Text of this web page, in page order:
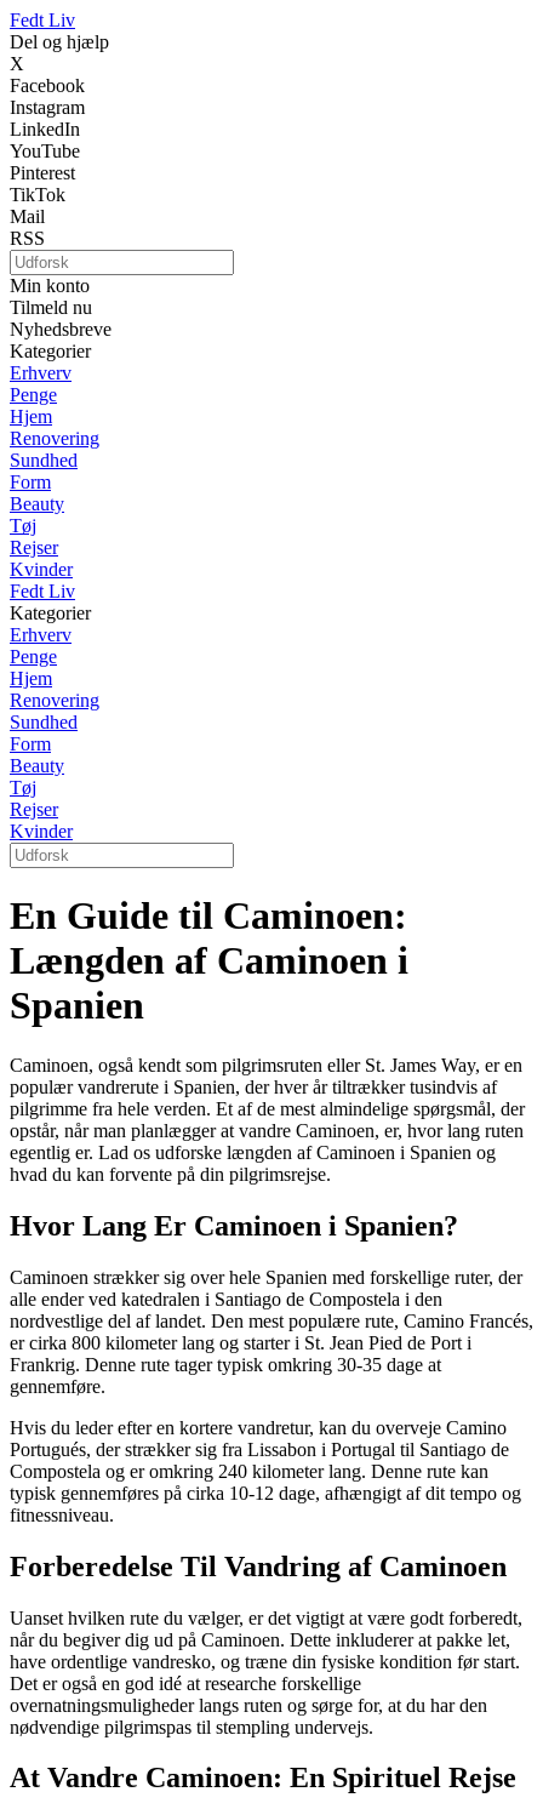
Fedt Liv
Del og hjælp
X
Facebook
Instagram
LinkedIn
YouTube
Pinterest
TikTok
Mail
RSS
Min konto
Tilmeld nu
Nyhedsbreve
Kategorier
Erhverv
Penge
Hjem
Renovering
Sundhed
Form
Beauty
Tøj
Rejser
Kvinder
Fedt Liv
Kategorier
Erhverv
Penge
Hjem
Renovering
Sundhed
Form
Beauty
Tøj
Rejser
Kvinder
En Guide til Caminoen:
Længden af Caminoen i
Spanien
Caminoen, også kendt som pilgrimsruten eller St. James Way, er en
populær vandrerute i Spanien, der hver år tiltrækker tusindvis af
pilgrimme fra hele verden. Et af de mest almindelige spørgsmål, der
opstår, når man planlægger at vandre Caminoen, er, hvor lang ruten
egentlig er. Lad os udforske længden af Caminoen i Spanien og
hvad du kan forvente på din pilgrimsrejse.
Hvor Lang Er Caminoen i Spanien?
Caminoen strækker sig over hele Spanien med forskellige ruter, der
alle ender ved katedralen i Santiago de Compostela i den
nordvestlige del af landet. Den mest populære rute, Camino Francés,
er cirka 800 kilometer lang og starter i St. Jean Pied de Port i
Frankrig. Denne rute tager typisk omkring 30-35 dage at
gennemføre.
Hvis du leder efter en kortere vandretur, kan du overveje Camino
Portugués, der strækker sig fra Lissabon i Portugal til Santiago de
Compostela og er omkring 240 kilometer lang. Denne rute kan
typisk gennemføres på cirka 10-12 dage, afhængigt af dit tempo og
fitnessniveau.
Forberedelse Til Vandring af Caminoen
Uanset hvilken rute du vælger, er det vigtigt at være godt forberedt,
når du begiver dig ud på Caminoen. Dette inkluderer at pakke let,
have ordentlige vandresko, og træne din fysiske kondition før start.
Det er også en god idé at researche forskellige
overnatningsmuligheder langs ruten og sørge for, at du har den
nødvendige pilgrimspas til stempling undervejs.
At Vandre Caminoen: En Spirituel Rejse